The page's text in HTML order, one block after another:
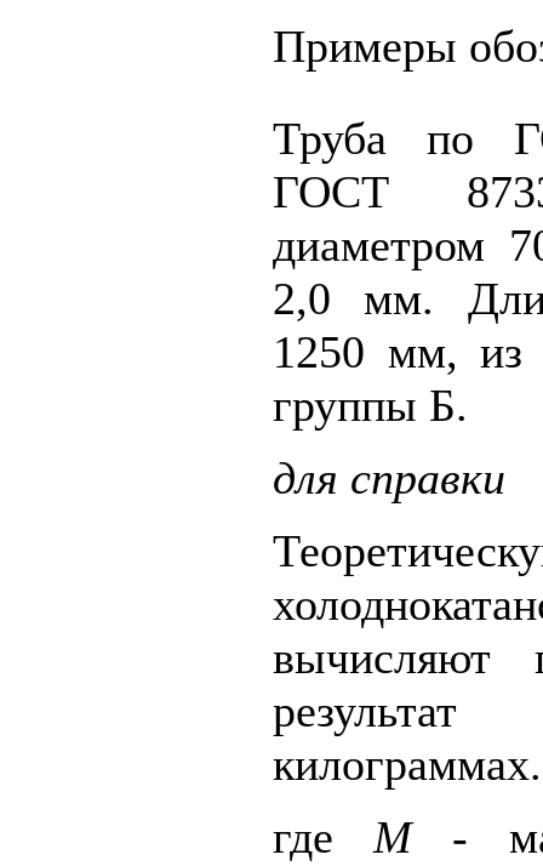
Примеры
Труба по
ГОСТ
диаметром
2,0 мм.
1250 мм, из
группы Б.
для справки
килограммах.
гдеМ -